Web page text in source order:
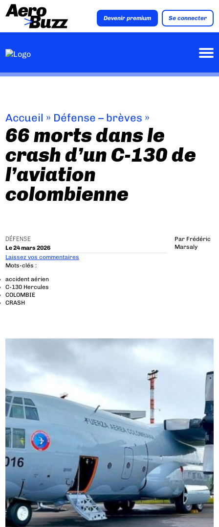
Devenir premium Se connecter
Accueil » Défense – brèves »
66 morts dans le
crash d’un C-130 de
l’aviation
colombienne
DÉFENSE
Le 24 mars 2026
Par Frédéric
Marsaly
Laissez vos commentaires
Mots-clés :
accident aérien
C-130 Hercules
COLOMBIE
CRASH